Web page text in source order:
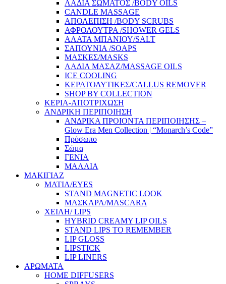
ΛΑΔΙΑ ΣΩΜΑΤΟΣ /BODY OILS
CANDLE MASSAGE
ΑΠΟΛΕΠΙΣΗ /BODY SCRUBS
ΑΦΡΟΛΟΥΤΡΑ /SHOWER GELS
ΑΛΑΤΑ ΜΠΑΝΙΟΥ/SALT
ΣΑΠΟΥΝΙΑ /SOAPS
ΜΑΣΚΕΣ/MASKS
ΛΑΔΙΑ ΜΑΣΑΖ/MASSAGE OILS
ICE COOLING
ΚΕΡΑΤΟΛΥΤΙΚΕΣ/CALLUS REMOVER
SHOP BY COLLECTION
ΚΕΡΙΑ-ΑΠΟΤΡΙΧΩΣΗ
ΑΝΔΡΙΚΗ ΠΕΡΙΠΟΙΗΣΗ
ΑΝΔΡΙΚΑ ΠΡΟΙΟΝΤΑ ΠΕΡΙΠΟΙΗΣΗΣ –
Glow Era Men Collection | “Monarch’s Code”
Πρόσωπο
Σώμα
ΓΕΝΙΑ
ΜΑΛΛΙΑ
ΜΑΚΙΓΙΑΖ
ΜΑΤΙΑ/EYES
STAND MAGNETIC LOOK
ΜΑΣΚΑΡΑ/MASCARA
ΧΕΙΛΗ/ LIPS
HYBRID CREAMY LIP OILS
STAND LIPS TO REMEMBER
LIP GLOSS
LIPSTICK
LIP LINERS
ΑΡΩΜΑΤΑ
HOME DIFFUSERS